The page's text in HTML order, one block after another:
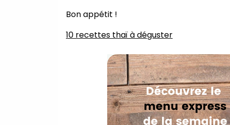
Bon appétit ! ⁣
10 recettes thaï à déguster